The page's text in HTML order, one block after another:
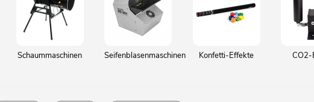
Schaummaschinen Seifenblasenmaschinen Konfetti-Effekte CO2-